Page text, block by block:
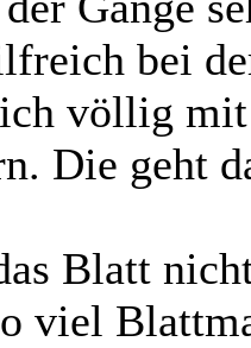
bei
völlig
Die geht
Blatt
viel